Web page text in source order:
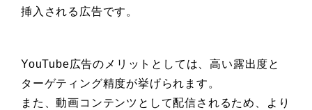
挿入される広告です。
YouTube広告のメリットとしては、高い露出度と
ターゲティング精度が挙げられます。
また、動画コンテンツとして配信されるため、より